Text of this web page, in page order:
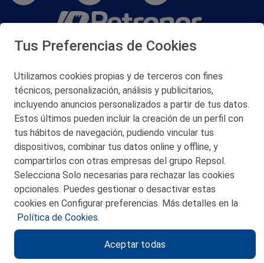
San Martín 5-Edificio Muñatones,
© 2026 Petronor S.A.
CONTACTO
MAPA WEB
POLITICA DE PRIVACIDAD
POLITICA DE COOKIES
Tus Preferencias de Cookies
Utilizamos cookies propias y de terceros con fines
técnicos, personalización, análisis y publicitarios,
incluyendo anuncios personalizados a partir de tus datos.
Estos últimos pueden incluir la creación de un perfil con
tus hábitos de navegación, pudiendo vincular tus
dispositivos, combinar tus datos online y offline, y
compartirlos con otras empresas del grupo Repsol.
Selecciona Solo necesarias para rechazar las cookies
opcionales. Puedes gestionar o desactivar estas
cookies en Configurar preferencias. Más detalles en la
Política de Cookies.
Aceptar todas